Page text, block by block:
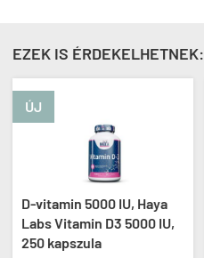
EZEK IS ÉRDEKELHETNEK:
ÚJ
D-vitamin 5000 IU, Haya
Labs Vitamin D3 5000 IU,
250 kapszula